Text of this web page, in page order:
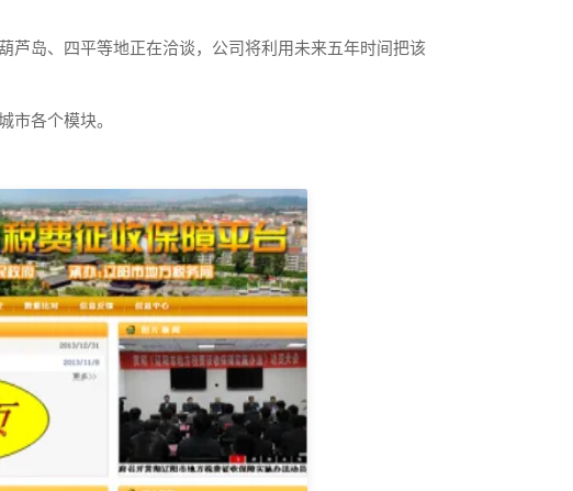
岛、四平等地正在洽谈，公司将利用未来五年时间把该
各个模块。